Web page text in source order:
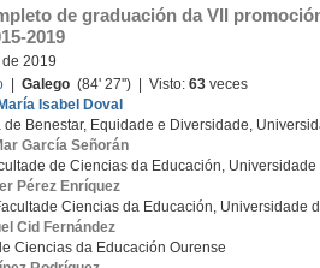
de graduación da VII
2019
2019
|Galego (84' 27'') | Visto:63 veces
María Isabel Doval
de Benestar, Equidade e Diversidade,
García Señorán
de Ciencias da Educación, Universidade
Pérez Enríquez
Ciencias da Educación, Universidade
Cid Fernández
Ciencias da Educación Ourense